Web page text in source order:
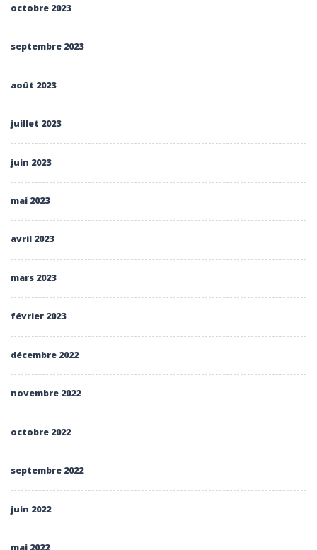
octobre 2023
septembre 2023
août 2023
juillet 2023
juin 2023
mai 2023
avril 2023
mars 2023
février 2023
décembre 2022
novembre 2022
octobre 2022
septembre 2022
juin 2022
mai 2022